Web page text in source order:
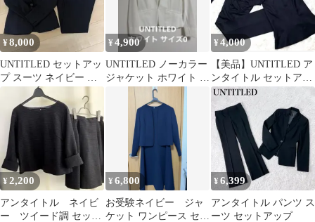
¥8,000
UNTITLED セットアッ
プ スーツ ネイビー サ
¥4,900
UNTITLED ノーカラー
ジャケット ホワイト サ
¥4,000
【美品】UNTITLED ア
ンタイトル セットアッ
プ 3点 スカート シルク
¥2,200
アンタイトル ネイビ
ー ツイード調 セット
¥6,800
お受験ネイビー ジャ
ケット ワンピース セッ
¥6,399
アンタイトル パンツ ス
ーツ セットアップ